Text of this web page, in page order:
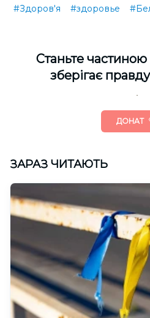
#Здоров'я #здоровье
Cтаньте частиною
зберігає
ДОНАТ
ЗАРАЗ ЧИТАЮТЬ